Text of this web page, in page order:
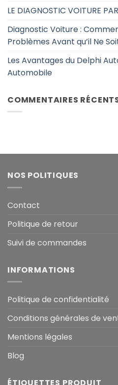
LE DIAGNOSTIC VOITURE
Diagnostic Voiture :
Problèmes Avant qu’il Ne
Les Avantages du Delphi
Automobile
COMMENTAIRES
NOS POLITIQUES
Contact
Politique de retour
Suivi de commandes
INFORMATIONS
Politique de confidentialité
Conditions générales de
Mentions légales
Blog